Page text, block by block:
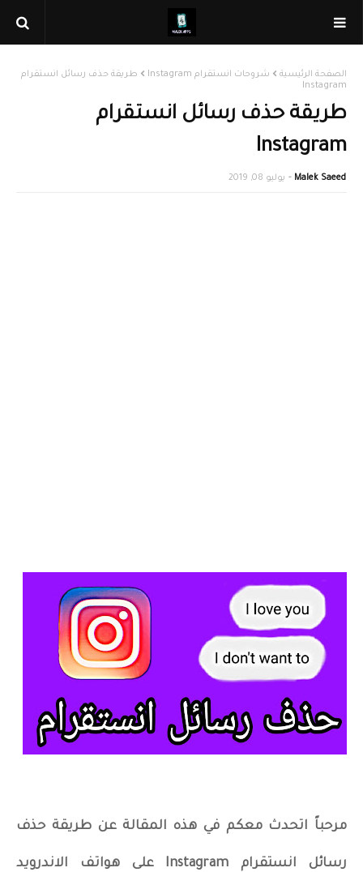
الصفحة الرئيسية شروحات انستقرام Instagram
طريقة حذف رسائل انستقرام
Instagram
طريقة حذف رسائل انستقرام
Instagram
Malek Saeed يوليو 08, 2019
مرحباً اتحدث معكم في هذه المقالة عن طريقة حذف
رسائل انستقرام Instagram على هواتف الاندرويد